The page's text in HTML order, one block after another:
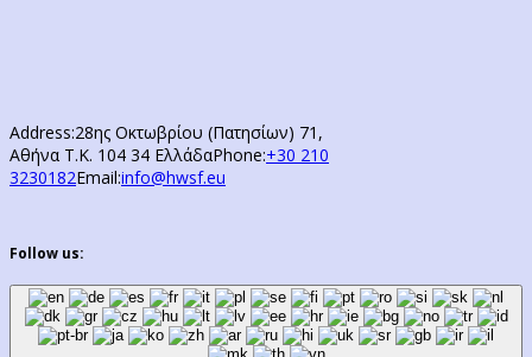
Address:28ης Οκτωβρίου (Πατησίων) 71,
Αθήνα Τ.Κ. 104 34 ΕλλάδαPhone:+30 210
3230182Email:info@hwsf.eu
Follow us: